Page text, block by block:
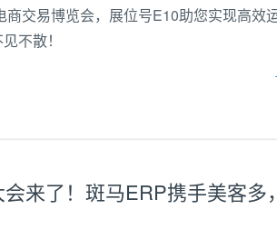
交易博览会，展位号E10助您实现高效
不散！